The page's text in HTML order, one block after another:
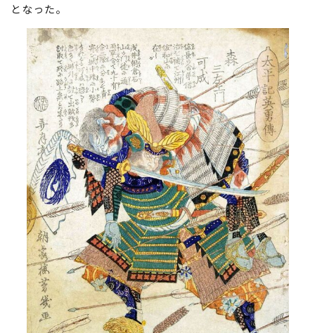
となった。